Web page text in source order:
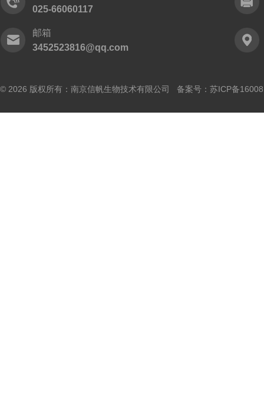
025-66060117
邮箱
3452523816@qq.com
© 2026 版权所有：南京信帆生物技术有限公司 备案号： 苏ICP备